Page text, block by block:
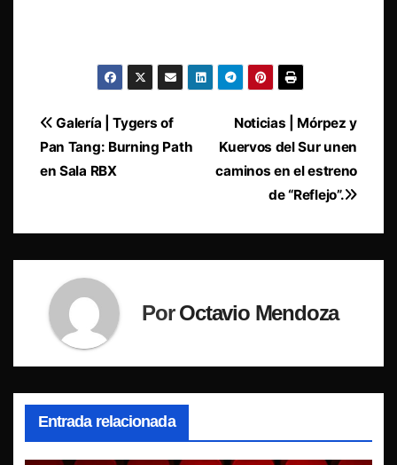
Navegación
de
Noticias | Mórpez y
Kuervos del Sur unen
caminos en el estreno
de “Reflejo”.
Galería | Tygers of
Pan Tang: Burning Path
en Sala RBX
PorOctavio Mendoza
Entrada relacionada